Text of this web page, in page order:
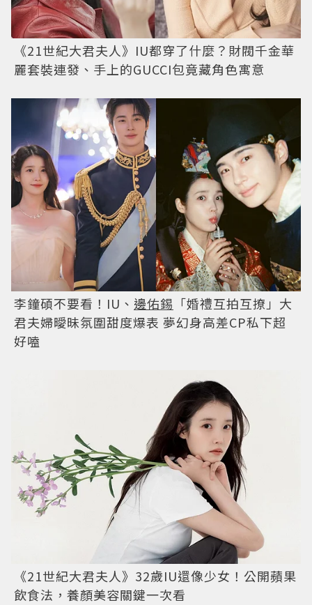
《21世紀大君夫人》IU都穿了什麼？財閥千金華
麗套裝連發、手上的GUCCI包竟藏角色寓意
李鐘碩不要看！IU、 邊佑錫 「婚禮互拍互撩」大
君夫婦曖昧氛圍甜度爆表 夢幻身高差CP私下超
好嗑
《21世紀大君夫人》32歲IU還像少女！公開蘋果
飲食法，養顏美容關鍵一次看